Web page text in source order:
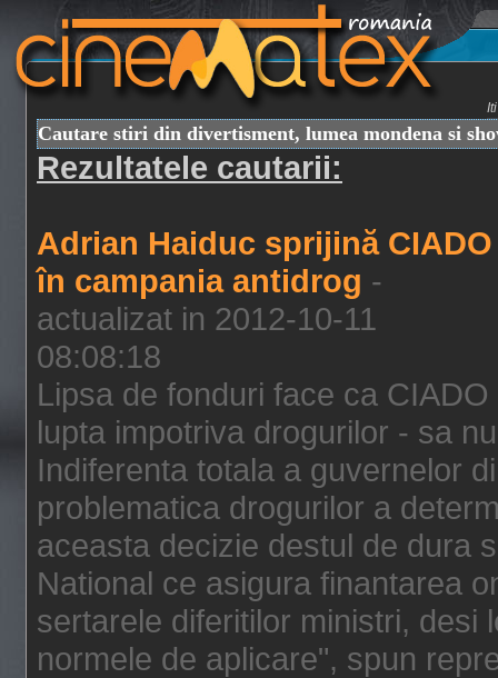
Cautare stiri din divertisment, lumea mondena si
Rezultatele cautarii:
Adrian Haiduc sprijină CIADO
în campania antidrog -
actualizat in 2012-10-11
08:08:18
Lipsa de fonduri face ca
lupta impotriva drogurilor - sa
Indiferenta totala a guvernelor
problematica drogurilor a
aceasta decizie destul de dura
National ce asigura finantarea
sertarele diferitilor ministri, desi
normele de aplicare", spun